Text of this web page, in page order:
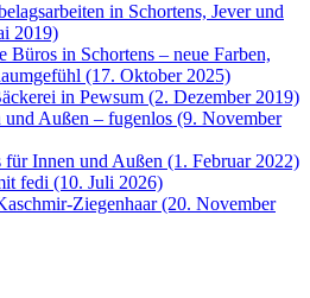
in Schortens, Jever und
2019)
Büros in Schortens – neue Farben,
(17. Oktober 2025)
in Pewsum (2. Dezember 2019)
Außen – fugenlos (9. November
für Innen und Außen (1. Februar 2022)
fedi (10. Juli 2026)
Ziegenhaar (20. November